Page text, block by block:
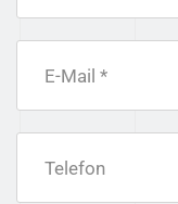
E-Mail *
Telefon